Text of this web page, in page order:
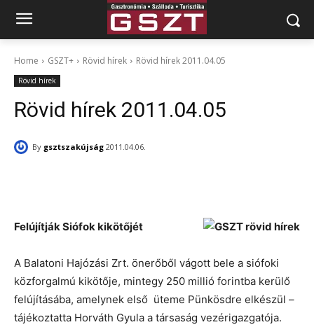
Home GSZT+ Rövid hírek Rövid hírek 2011.04.05
Rövid hírek
Rövid hírek 2011.04.05
By gsztszakújság 2011.04.06.
Felújítják Siófok kikötőjét
A Balatoni Hajózási Zrt. önerőből vágott bele a siófoki
közforgalmú kikötője, mintegy 250 millió forintba kerülő
felújításába, amelynek első üteme Pünkösdre elkészül –
tájékoztatta Horváth Gyula a társaság vezérigazgatója.